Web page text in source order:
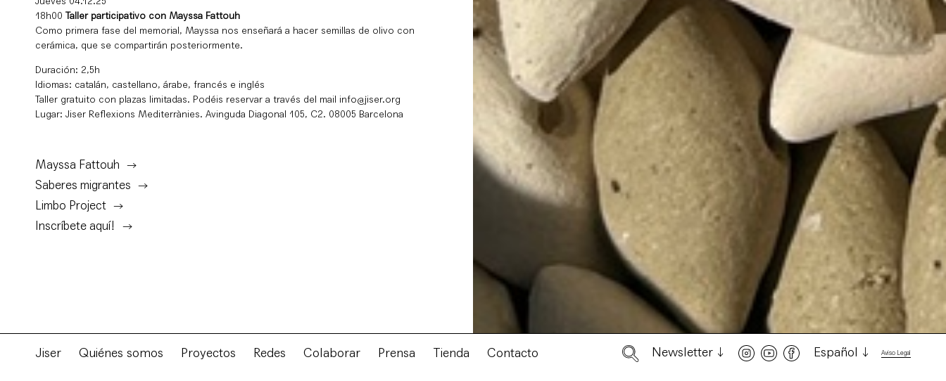
Jiser Quiénes somos Proyectos Redes Colaborar Prensa Tienda Contacto Newsletter Español Aviso Legal
18h00 Taller participativo con Mayssa Fattouh
Como primera fase del memorial, Mayssa nos enseñará a hacer semillas de olivo con
cerámica, que se compartirán posteriormente.
Duración: 2,5h
Idiomas: catalán, castellano, árabe, francés e inglés
Taller gratuito con plazas limitadas. Podéis reservar a través del mail info@jiser.org
Lugar: Jiser Reflexions Mediterrànies. Avinguda Diagonal 105, C2. 08005 Barcelona
Mayssa Fattouh
Saberes migrantes
Limbo Project
Inscríbete aquí!